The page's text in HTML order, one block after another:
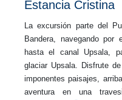
Estancia Cristina
La excursión parte del
Bandera, navegando por
hasta el canal Upsala,
glaciar Upsala. Disfrute
imponentes paisajes,
aventura en una